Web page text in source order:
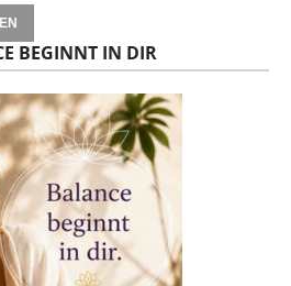
BEGINNT IN DIR